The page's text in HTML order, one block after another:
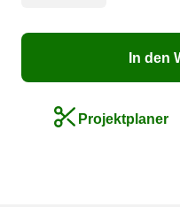
In den
Projektplaner